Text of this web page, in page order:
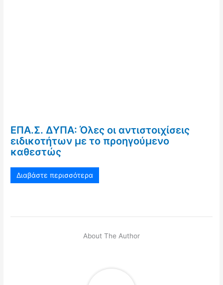
ΕΠΑ.Σ. ΔΥΠΑ: Όλες οι αντιστοιχίσεις
ειδικοτήτων με το προηγούμενο
καθεστώς
Διαβάστε περισσότερα
About The Author